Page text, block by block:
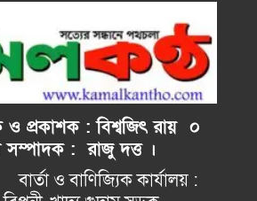
প্রকাশক : বিশ্বজিৎ রায় ০
সম্পাদক : রাজু দত্ত ।
কার্যালয় :